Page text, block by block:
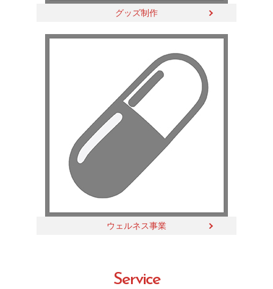
グッズ制作
ウェルネス事業
Service